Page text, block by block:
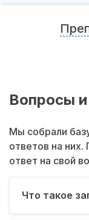
Вопросы
Мы собрали
ответов на
ответ на свой
Что такое